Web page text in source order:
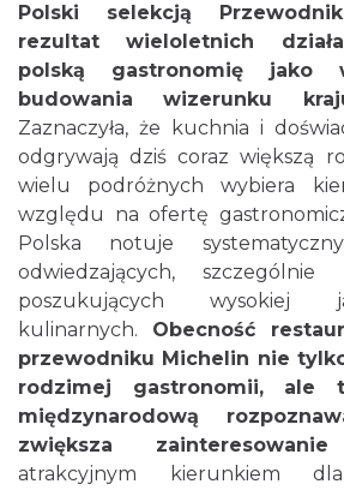
Polski selekcją
rezultat wieloletnich
polską gastronomię jako
budowania wizerunku
Zaznaczyła, że kuchnia i
odgrywają dziś coraz większą
wielu podróżnych wybiera
względu na ofertę
Polska notuje
odwiedzających,
poszukujących wysokiej
kulinarnych. Obecność
przewodniku Michelin nie
rodzimej gastronomii, ale
międzynarodową
zwiększa
atrakcyjnym kierunkiem